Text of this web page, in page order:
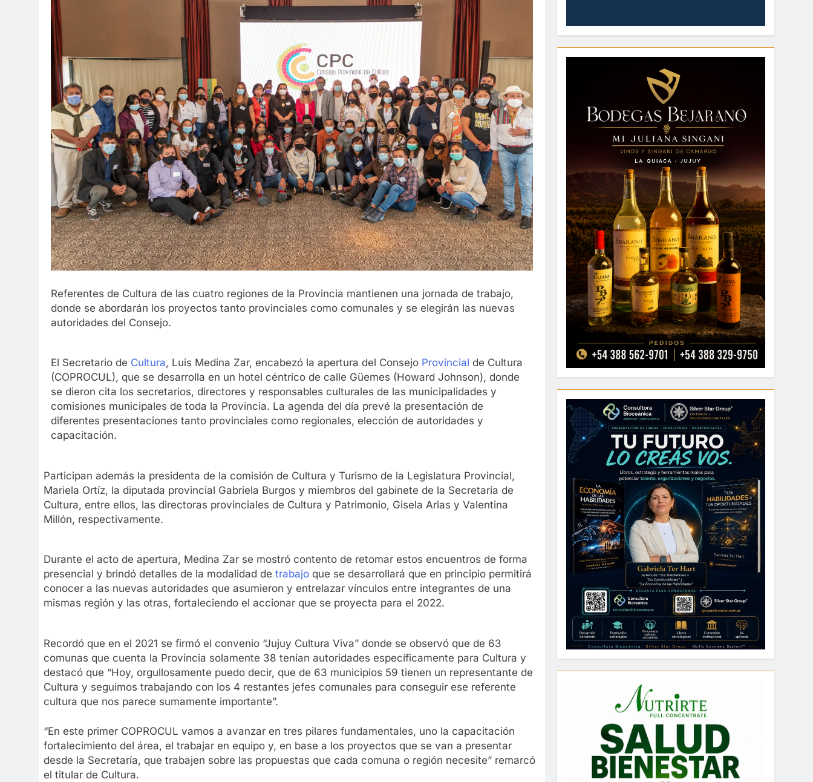
Referentes de Cultura de las cuatro regiones de la Provincia mantienen una jornada de trabajo,
donde se abordarán los proyectos tanto provinciales como comunales y se elegirán las nuevas
autoridades del Consejo.
El Secretario de Cultura, Luis Medina Zar, encabezó la apertura del Consejo Provincial de Cultura
(COPROCUL), que se desarrolla en un hotel céntrico de calle Güemes (Howard Johnson), donde
se dieron cita los secretarios, directores y responsables culturales de las municipalidades y
comisiones municipales de toda la Provincia. La agenda del día prevé la presentación de
diferentes presentaciones tanto provinciales como regionales, elección de autoridades y
capacitación.
Participan además la presidenta de la comisión de Cultura y Turismo de la Legislatura Provincial,
Mariela Ortíz, la diputada provincial Gabriela Burgos y miembros del gabinete de la Secretaría de
Cultura, entre ellos, las directoras provinciales de Cultura y Patrimonio, Gisela Arias y Valentina
Millón, respectivamente.
Durante el acto de apertura, Medina Zar se mostró contento de retomar estos encuentros de forma
presencial y brindó detalles de la modalidad de trabajo que se desarrollará que en principio permitirá
conocer a las nuevas autoridades que asumieron y entrelazar vínculos entre integrantes de una
mismas región y las otras, fortaleciendo el accionar que se proyecta para el 2022.
Recordó que en el 2021 se firmó el convenio “Jujuy Cultura Viva” donde se observó que de 63
comunas que cuenta la Provincia solamente 38 tenían autoridades específicamente para Cultura y
destacó que “Hoy, orgullosamente puedo decir, que de 63 municipios 59 tienen un representante de
Cultura y seguimos trabajando con los 4 restantes jefes comunales para conseguir ese referente
cultura que nos parece sumamente importante”.
“En este primer COPROCUL vamos a avanzar en tres pilares fundamentales, uno la capacitación
fortalecimiento del área, el trabajar en equipo y, en base a los proyectos que se van a presentar
desde la Secretaría, que trabajen sobre las propuestas que cada comuna o región necesite” remarcó
el titular de Cultura.